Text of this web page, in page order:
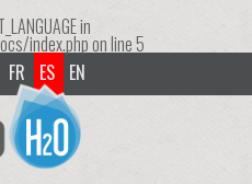
in
index.phpon line5
EN
ES
FR